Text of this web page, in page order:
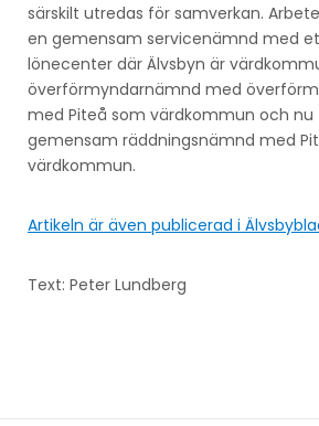
särskilt utredas för samverkan.
en gemensam servicenämnd med
lönecenter där Älvsbyn är
överförmyndarnämnd med
med Piteå som värdkommun och
gemensam räddningsnämnd med
värdkommun.
Artikeln är även publicerad i
Text: Peter Lundberg